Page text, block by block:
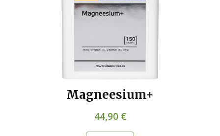
Magneesium+
44,90 €